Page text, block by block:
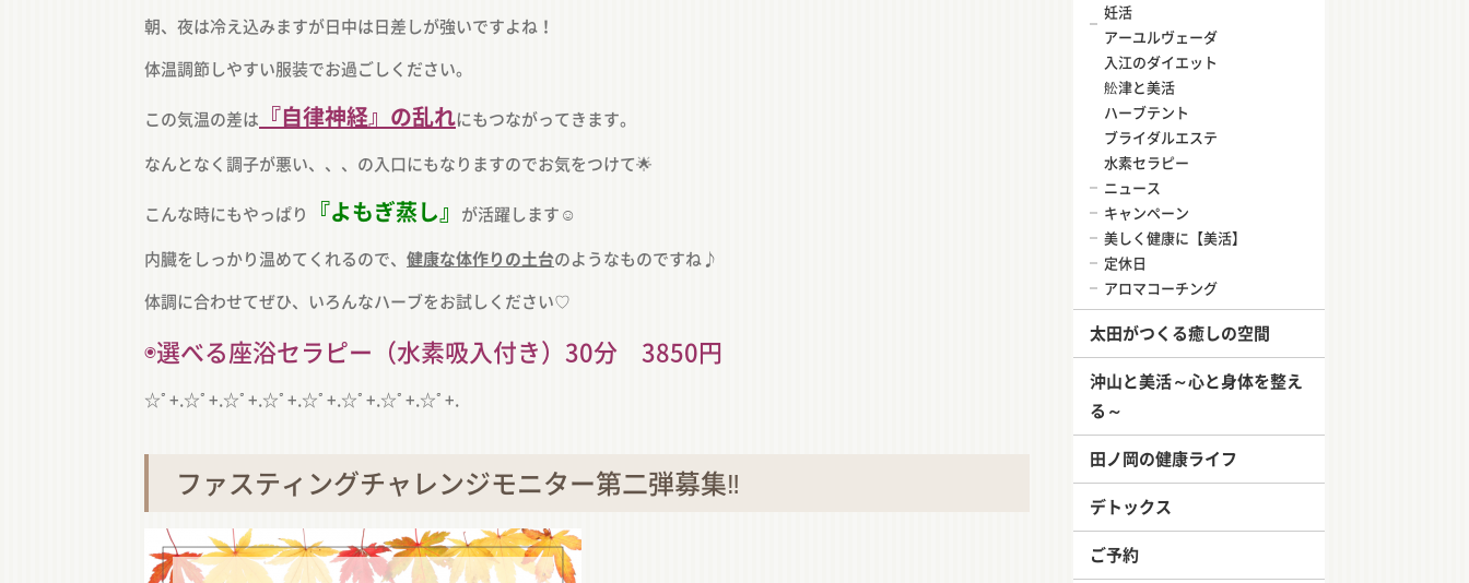
朝、夜は冷え込みますが日中は日差しが強いですよね！
体温調節しやすい服装でお過ごしください。
この気温の差は 『自律神経』の乱れにもつながってきます。
なんとなく調子が悪い、、、の入口にもなりますのでお気をつけて🌟
こんな時にもやっぱり 『よもぎ蒸し』 が活躍します☺️
内臓をしっかり温めてくれるので、 健康な体作りの土台のようなものですね♪
体調に合わせてぜひ、いろんなハーブをお試しください♡
◉選べる座浴セラピー（水素吸入付き）30分 3850円
☆ﾟ+.☆ﾟ+.☆ﾟ+.☆ﾟ+.☆ﾟ+.☆ﾟ+.☆ﾟ+.☆ﾟ+.
ファスティングチャレンジモニター第二弾募集‼️
妊活
アーユルヴェーダ
入江のダイエット
舩津と美活
ハーブテント
ブライダルエステ
水素セラピー
ニュース
キャンペーン
美しく健康に【美活】
定休日
アロマコーチング
太田がつくる癒しの空間
沖山と美活～心と身体を整え
る～
田ノ岡の健康ライフ
デトックス
ご予約